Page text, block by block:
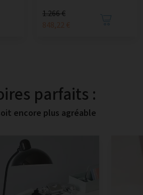
1.266 €
848,22 €
parfaits :
encore plus agréable